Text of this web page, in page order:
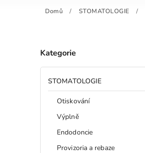
Domů / STOMATOLOGIE /
Kategorie
STOMATOLOGIE
Otiskování
Výplně
Endodoncie
Provizoria a rebaze